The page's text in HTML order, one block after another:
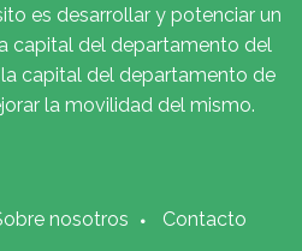
es desarrollar y potenciar un
capital del departamento del
capital del departamento de
la movilidad del mismo.
nosotros Contacto